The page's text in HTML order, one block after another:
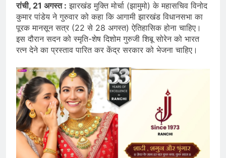
रांची, 21 अगस्त : झारखंड मुक्ति मोर्चा (झामुमो) के महासचिव विनोद
कुमार पांडेय ने गुरुवार को कहा कि आगामी झारखंड विधानसभा का
पूरक मानसून सत्र (22 से 28 अगस्त) ऐतिहासिक होना चाहिए।
इस दौरान सदन को स्मृति-शेष दिशोम गुरुजी शिबू सोरेन को भारत
रत्न देने का प्रस्ताव पारित कर केंद्र सरकार को भेजना चाहिए।